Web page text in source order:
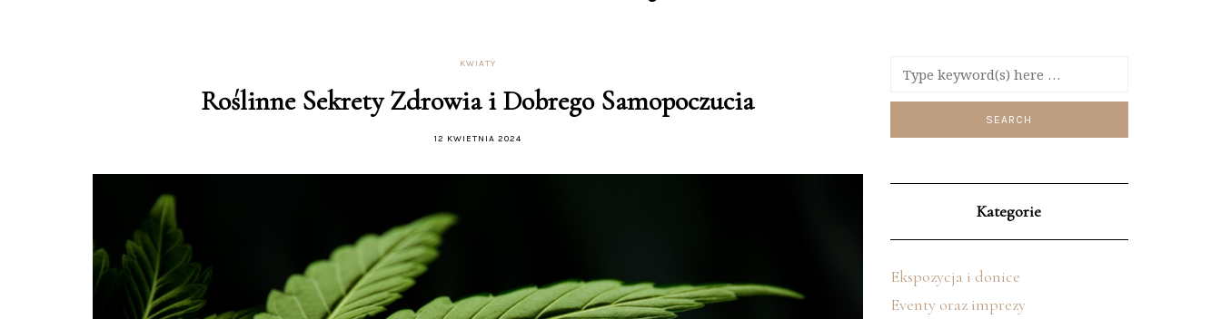
KWIATY
Roślinne Sekrety Zdrowia i Dobrego Samopoczucia
12 KWIETNIA 2024
Kategorie
Ekspozycja i donice
Eventy oraz imprezy